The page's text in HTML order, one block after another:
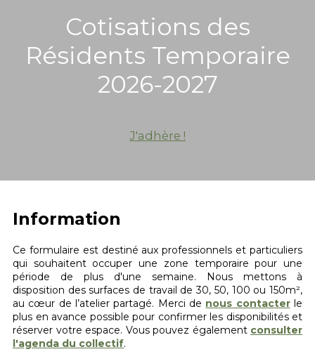
Cotisations des
Résidents Temporaire
2026-2027
J'adhère !
Information
Ce formulaire est destiné aux professionnels et particuliers
qui souhaitent occuper une zone temporaire pour une
période de plus d'une semaine. Nous mettons à
disposition des surfaces de travail de 30, 50, 100 ou 150m²,
au cœur de l’atelier partagé. Merci de nous contacterle
plus en avance possible pour confirmer les disponibilités et
réserver votre espace. Vous pouvez également consulter
l'agenda du collectif.